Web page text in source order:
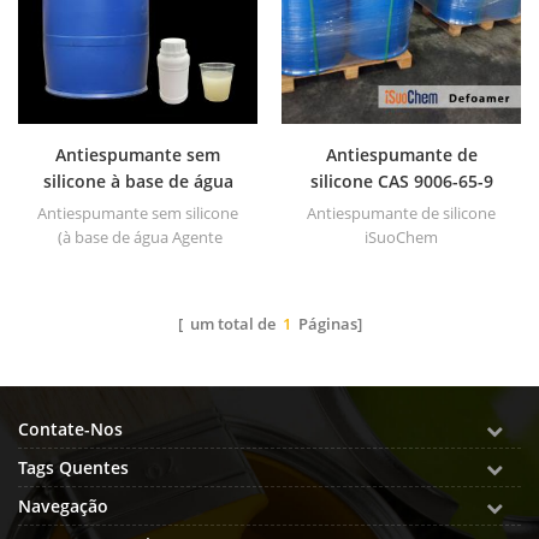
substância ativa.
Antiespumante sem
silicone à base de água
por dispersibilidade
Antiespumante sem silicone
(à base de água Agente
possui tensão superficial
Antiespumante de
silicone CAS 9006-65-9
Antiespumante de silicone
iSuoChem
[ um total de 1 Páginas]
Contate-Nos
Tags Quentes
Navegação